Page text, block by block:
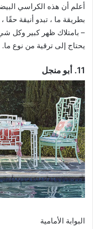
أعلم أن هذه الكراسي
بطريقة ما ، تبدو أنيقة حقًا
– بامتلاك ظهر كبير وكل
يحتاج إلى ترقية من نوع ما.
11. أبو منجل
البوابة الأمامية